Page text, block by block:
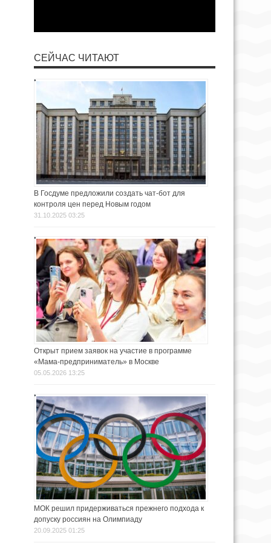
СЕЙЧАС ЧИТАЮТ
В Госдуме предложили создать чат-бот для
контроля цен перед Новым годом
31.10.2025 03:25
Открыт прием заявок на участие в программе
«Мама-предприниматель» в Москве
05.05.2026 13:25
МОК решил придерживаться прежнего подхода к
допуску россиян на Олимпиаду
20.09.2025 01:25